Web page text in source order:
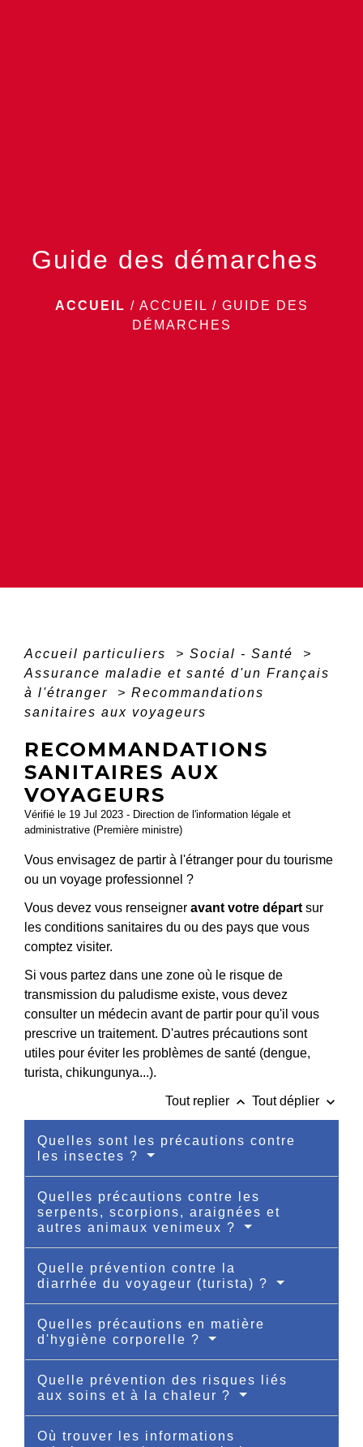
Guide des démarches
ACCUEIL / ACCUEIL / GUIDE DES
DÉMARCHES
Accueil particuliers > Social - Santé
>
Assurance maladie et santé d'un Français
à l'étranger
> Recommandations
sanitaires aux voyageurs
RECOMMANDATIONS
SANITAIRES AUX
VOYAGEURS
Vérifié le 19 Jul 2023 - Direction de l'information légale et
administrative (Première ministre)
Vous envisagez de partir à l'étranger pour du tourisme
ou un voyage professionnel ?
Vous devez vous renseigner avant votre départ sur
les conditions sanitaires du ou des pays que vous
comptez visiter.
Si vous partez dans une zone où le risque de
transmission du paludisme existe, vous devez
consulter un médecin avant de partir pour qu'il vous
prescrive un traitement. D'autres précautions sont
utiles pour éviter les problèmes de santé (dengue,
turista, chikungunya...).
Tout replier keyboard_arrow_up Tout déplier keyboard_arrow_down
Quelles sont les précautions contre
les insectes ?
Quelles précautions contre les
serpents, scorpions, araignées et
autres animaux venimeux ?
Quelle prévention contre la
diarrhée du voyageur (turista) ?
Quelles précautions en matière
d'hygiène corporelle ?
Quelle prévention des risques liés
aux soins et à la chaleur ?
Où trouver les informations